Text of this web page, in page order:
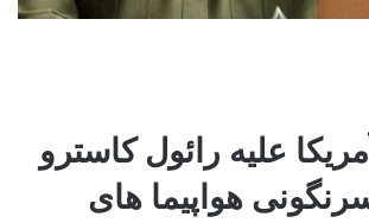
علیه رائول کاسترو
هواپیما های